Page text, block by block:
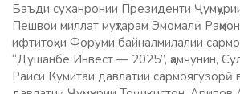
Баъди суханронии Президенти
Пешвои миллат муҳтарам Эмомалӣ
ифтитоҳии Форуми байналмилалии
“Душанбе Инвест — 2025”, ҳамчунин,
Раиси Кумитаи давлатии сармоягузорӣ